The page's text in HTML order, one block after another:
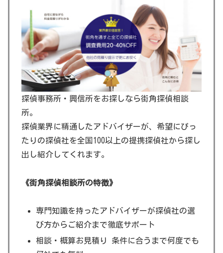
探偵事務所・興信所をお探しなら街角探偵相談
所。
探偵業界に精通したアドバイザーが、希望にぴっ
たりの探偵社を全国100以上の提携探偵社から探し
出し紹介してくれます。
《街角探偵相談所の特徴》
専門知識を持ったアドバイザーが探偵社の選
び方からご紹介まで徹底サポート
相談・概算お見積り 条件に合うまで何度でも